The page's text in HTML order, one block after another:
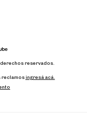
derechos reservados.
reclamos ingresá acá.